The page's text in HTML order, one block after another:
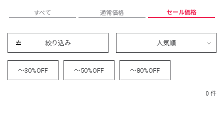
すべて 通常価格 セール価格
絞り込み 人気順
～30%OFF ～50%OFF ～80%OFF
0 件